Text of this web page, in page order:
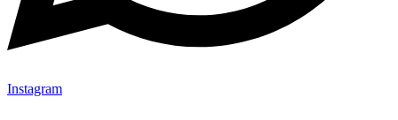
Instagram